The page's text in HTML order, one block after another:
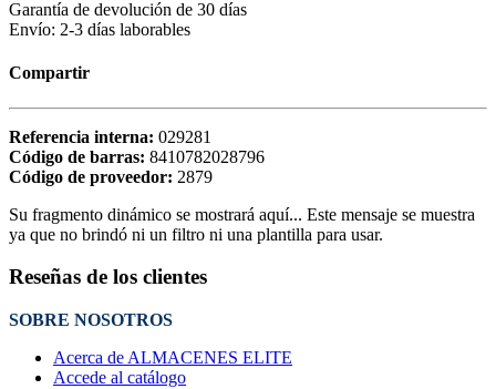
Garantía de devolución de 30 días
Envío: 2-3 días laborables
Compartir
Referencia interna: 029281
Código de barras: 8410782028796
Código de proveedor: 2879
Su fragmento dinámico se mostrará aquí... Este mensaje se muestra
ya que no brindó ni un filtro ni una plantilla para usar.
Reseñas de los clientes
SOBRE NOSOTROS
Acerca de ALMACENES ELITE
Accede al catálogo